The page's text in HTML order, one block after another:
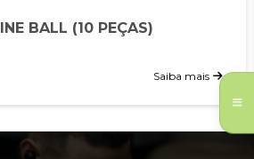
BALL (10 PEÇAS)
Saiba mais